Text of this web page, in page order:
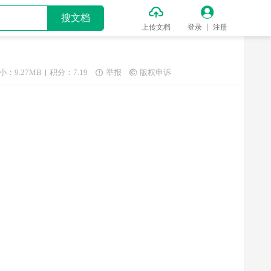
搜文档 
上传文档

登录 注册
：9.27MB 积分：7.19  举报  版权申诉